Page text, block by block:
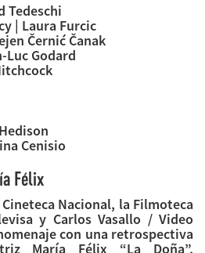
Tedeschi
| Laura Furcic
Černić Čanak
Luc Godard
Cenisio
Félix
Nacional, la Filmoteca
y Carlos Vasallo / Video
con una retrospectiva
María Félix “La Doña”,